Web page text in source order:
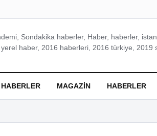
Sondakika haberler, Haber, haberler,
haber, 2016 haberleri, 2016 türkiye, 2019
MAGAZIN HABERLER